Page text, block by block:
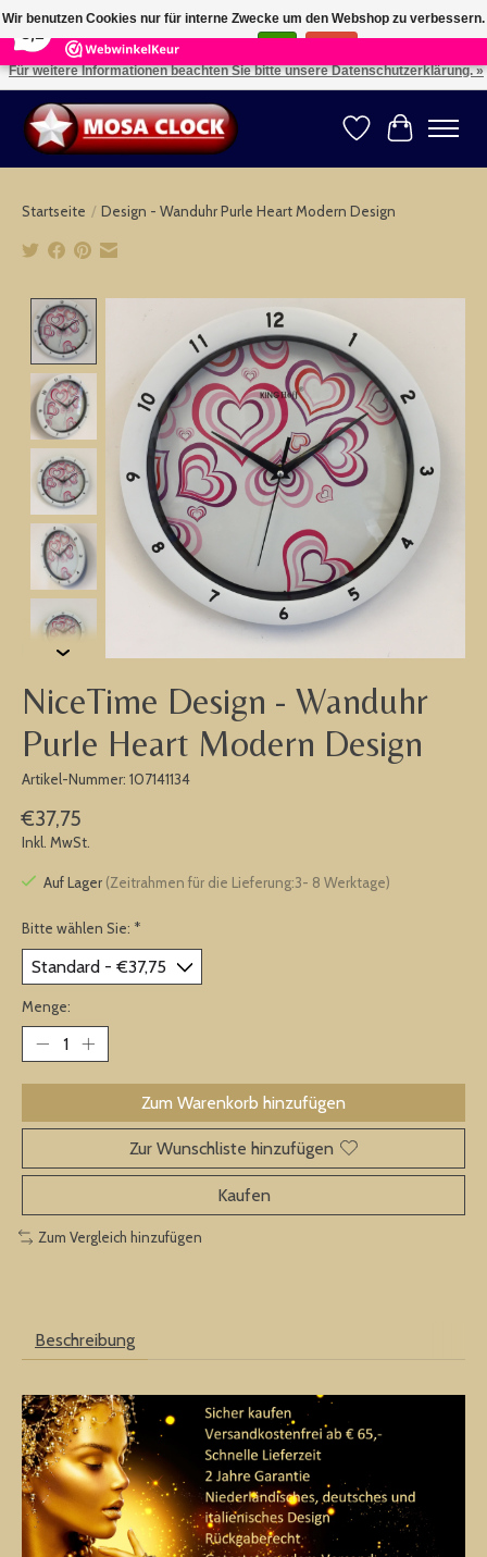
164 Reviews ×
Kies uw taal: NL -- Wählen Sie ihre Sprache: DE -- Choose your language: EN ⇓ ⇒
Wunschzettel
Ihr
Startseite / Design - Wanduhr Purle Heart Modern Design
Product image slideshow Items
NiceTime Design - Wanduhr
Purle Heart Modern Design
Artikel-Nummer: 107141134
€37,75
Inkl. MwSt.
Auf Lager (Zeitrahmen für die Lieferung:3- 8 Werktage)
Bitte wählen Sie: *
Menge:
Zum Warenkorb hinzufügen
Zur Wunschliste hinzufügen
Kaufen
Zum Vergleich hinzufügen
Beschreibung
Wir benutzen Cookies nur für interne Zwecke um den Webshop zu verbessern.
Ist das in Ordnung?
Für weitere Informationen beachten Sie bitte unsere Datenschutzerklärung. »